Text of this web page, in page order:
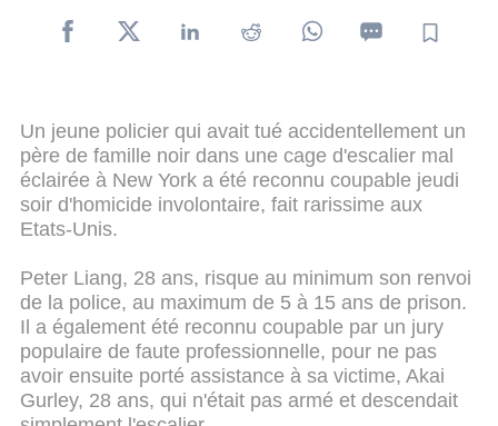
Un jeune policier qui avait tué accidentellement un
père de famille noir dans une cage d'escalier mal
éclairée à New York a été reconnu coupable jeudi
soir d'homicide involontaire, fait rarissime aux
Etats-Unis.
Peter Liang, 28 ans, risque au minimum son renvoi
de la police, au maximum de 5 à 15 ans de prison.
Il a également été reconnu coupable par un jury
populaire de faute professionnelle, pour ne pas
avoir ensuite porté assistance à sa victime, Akai
Gurley, 28 ans, qui n'était pas armé et descendait